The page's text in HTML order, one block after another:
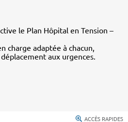
le Plan Hôpital en Tension –
charge adaptée à chacun,
aux urgences.
ACCÈS RAPIDES